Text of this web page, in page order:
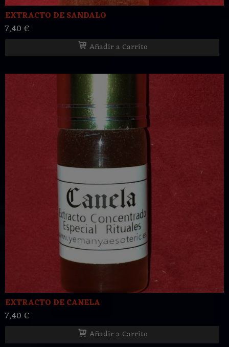
EXTRACTO DE SANDALO
7,40 €
Añadir a Carrito
EXTRACTO DE CANELA
7,40 €
Añadir a Carrito